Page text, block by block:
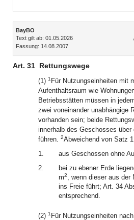
Inhalt
BayBO
Text gilt ab: 01.05.2026
Fassung: 14.08.2007
Art. 31 Rettungswege
(1) 1 Für Nutzungseinheiten mit
Aufenthaltsraum wie
Betriebsstätten müssen in
zwei voneinander unabhängige
vorhanden sein; beide
innerhalb des Geschosses
führen. 2Abweichend von Satz
1.
aus Geschossen ohne
2.
bei zu ebener Erde
m2, wenn dieser aus der
ins Freie führt; Art. 34
entsprechend.
(2) 1 Für Nutzungseinheiten